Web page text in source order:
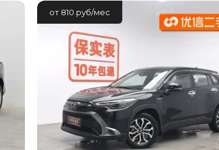
от 810 руб/мес